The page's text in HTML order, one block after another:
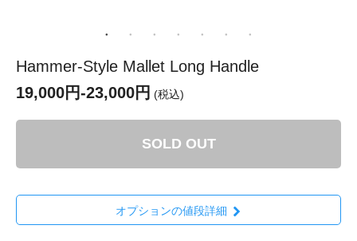
Hammer-Style Mallet Long Handle
19,000円-23,000円 (税込)
SOLD OUT
オプションの値段詳細